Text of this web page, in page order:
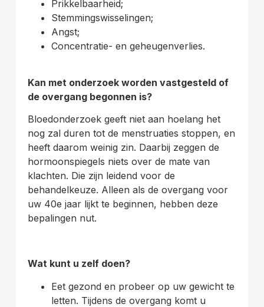
Prikkelbaarheid;
Stemmingswisselingen;
Angst;
Concentratie- en geheugenverlies.
Kan met onderzoek worden vastgesteld of
de overgang begonnen is?
Bloedonderzoek geeft niet aan hoelang het
nog zal duren tot de menstruaties stoppen, en
heeft daarom weinig zin. Daarbij zeggen de
hormoonspiegels niets over de mate van
klachten. Die zijn leidend voor de
behandelkeuze. Alleen als de overgang voor
uw 40e jaar lijkt te beginnen, hebben deze
bepalingen nut.
Wat kunt u zelf doen?
Eet gezond en probeer op uw gewicht te
letten. Tijdens de overgang komt u